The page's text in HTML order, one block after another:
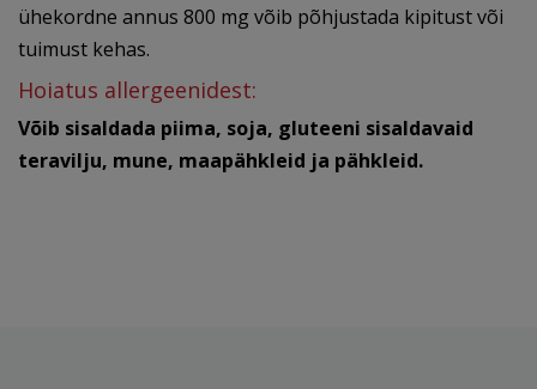
ühekordne annus 800 mg võib põhjustada kipitust või
tuimust kehas.
Hoiatus allergeenidest:
Võib sisaldada piima, soja, gluteeni sisaldavaid
teravilju, mune, maapähkleid ja pähkleid.